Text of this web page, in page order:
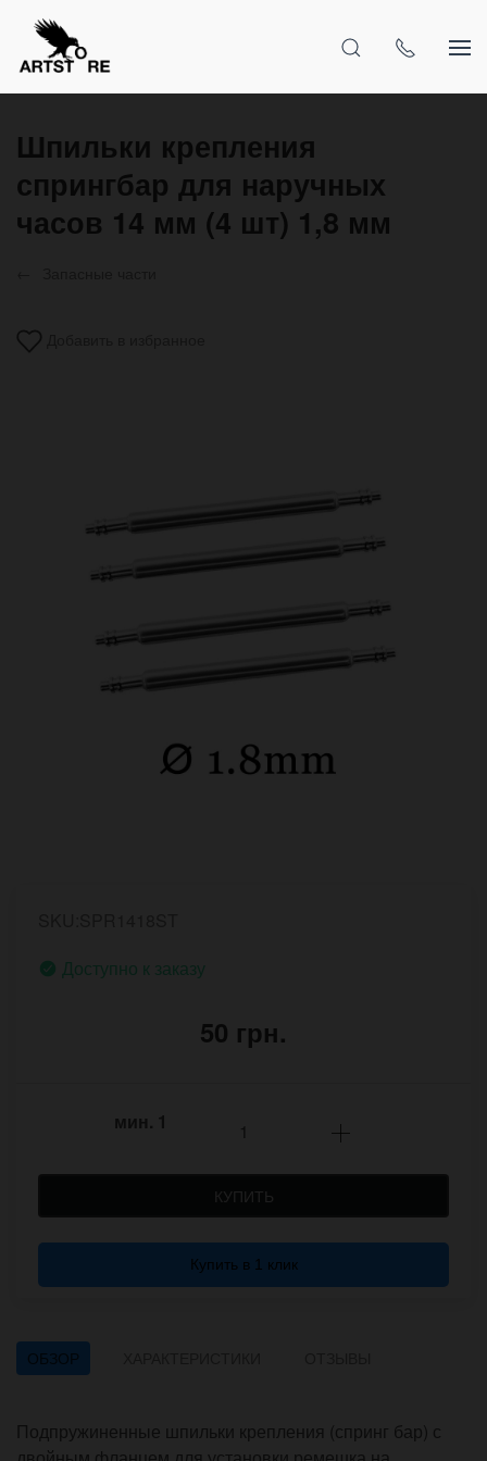
Шпильки крепления
спрингбар для наручных
часов 14 мм (4 шт) 1,8 мм
Доступно к заказу
50 грн.
мин. 1
КУПИТЬ
Купить в 1 клик
ОБЗОР
Подпружиненные шпильки крепления (спринг бар) с